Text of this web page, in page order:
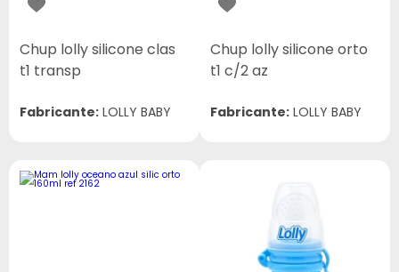
Chup lolly silicone clas
t1 transp
Fabricante: LOLLY BABY
Chup lolly silicone orto
t1 c/2 az
Fabricante: LOLLY BABY